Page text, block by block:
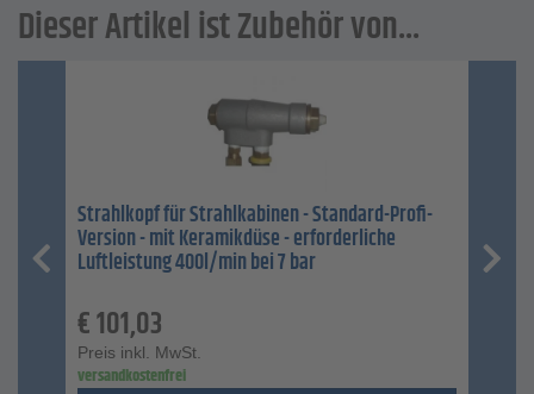
Dieser Artikel ist Zubehör von...
Strahlkopf für Strahlkabinen - Standard-Profi-
Version - mit Keramikdüse - erforderliche
Luftleistung 400l/min bei 7 bar
€101,03
Preis inkl. MwSt.
versandkostenfrei